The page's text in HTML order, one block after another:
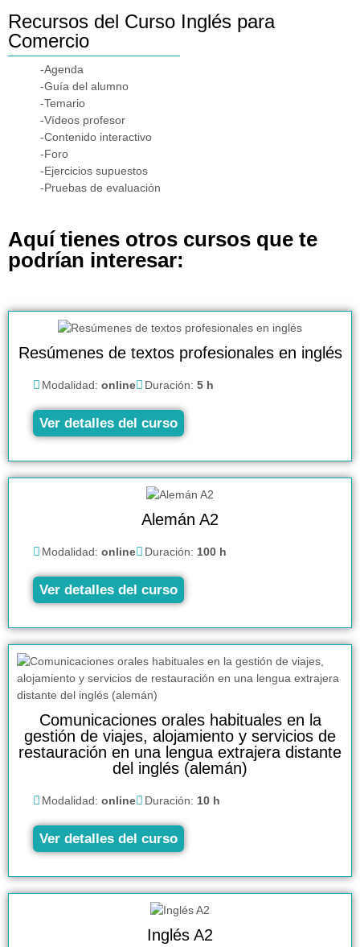
Recursos del Curso Inglés para
Comercio
-Agenda
-Guía del alumno
-Temario
-Vídeos profesor
-Contenido interactivo
-Foro
-Ejercicios supuestos
-Pruebas de evaluación
Aquí tienes otros cursos que te
podrían interesar:
Resúmenes de textos profesionales en inglés
Modalidad: online Duración: 5 h
Ver detalles del curso
Alemán A2
Modalidad: online Duración: 100 h
Ver detalles del curso
Comunicaciones orales habituales en la
gestión de viajes, alojamiento y servicios de
restauración en una lengua extrajera distante
del inglés (alemán)
Modalidad: online Duración: 10 h
Ver detalles del curso
Inglés A2